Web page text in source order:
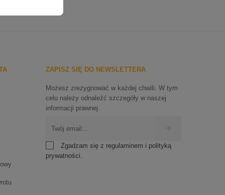
ZAPISZ SIĘ DO NEWSLETTERA
Możesz zrezygnować w każdej chwili. W tym
celu należy odnaleźć szczegóły w naszej
informacji prawnej.
Zgadzam się z regulaminem i polityką
prywatności.